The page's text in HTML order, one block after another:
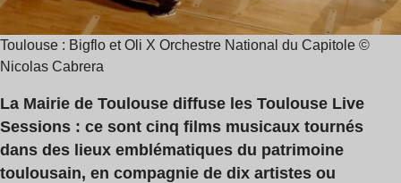
Toulouse : Bigflo et Oli X Orchestre National du Capitole ©
Nicolas Cabrera
La Mairie de Toulouse diffuse les Toulouse Live
Sessions : ce sont cinq films musicaux tournés
dans des lieux emblématiques du patrimoine
toulousain, en compagnie de dix artistes ou